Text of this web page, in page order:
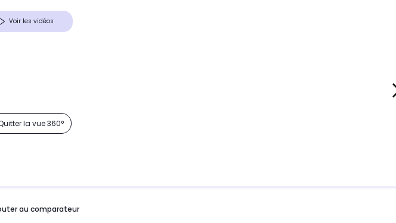
Voir les vidéos
la vue 360°
au comparateur